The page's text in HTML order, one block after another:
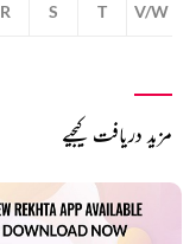
R S T V/W
مزید دریافت کیجیے